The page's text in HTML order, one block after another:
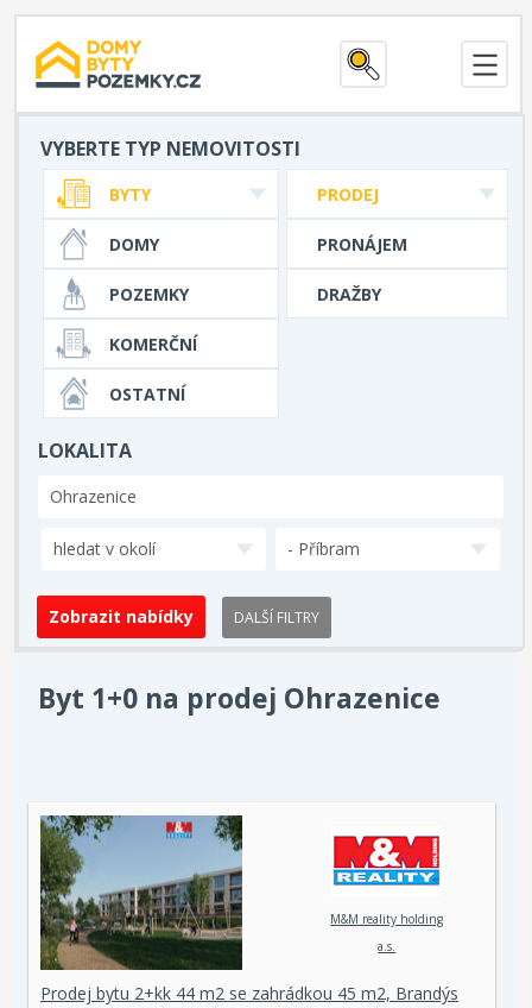
VYBERTE TYP NEMOVITOSTI
PRODEJ
PRONÁJEM
DRAŽBY
BYTY
DOMY
POZEMKY
KOMERČNÍ
OSTATNÍ
LOKALITA
hledat v okolí - Příbram
DALŠÍ FILTRY
Byt 1+0 na prodej Ohrazenice
M&M reality holding
a.s.
Prodej bytu 2+kk 44 m2 se zahrádkou 45 m2, Brandýs